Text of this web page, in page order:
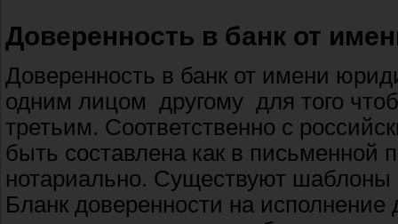
Доверенность в банк от
Доверенность в банк от имени
одним лицом другому для того
третьим. Соответственно с
быть составлена как в письменной
нотариально. Существуют
Бланк доверенности на исполнение